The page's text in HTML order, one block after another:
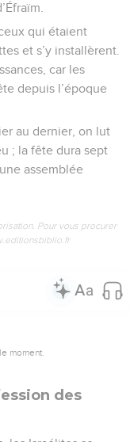
qui étaient
et s’y installèrent.
car les
depuis l’époque
au dernier, on lut
; la fête dura sept
assemblée
Pour vous procurer
moment.
des